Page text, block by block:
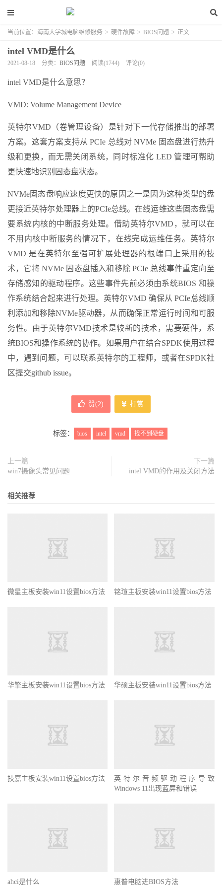
当前位置： 海南大学城电脑维修服务 > 硬件故障 > BIOS问题 > 正文
intel VMD是什么
2021-08-18 分类： BIOS问题 阅读(1744) 评论(0)
intel VMD是什么意思？
VMD: Volume Management Device
英特尔VMD（卷管理设备）是针对下一代存储推出的部署
方案。这套方案支持从 PCIe 总线对 NVMe 固态盘进行热升
级和更换，而无需关闭系统，同时标准化 LED 管理可帮助
更快速地识别固态盘状态。
NVMe固态盘响应速度更快的原因之一是因为这种类型的盘
更接近英特尔处理器上的PCIe总线。在线运维这些固态盘需
要系统内核的中断服务处理。借助英特尔VMD，就可以在
不用内核中断服务的情况下，在线完成运维任务。英特尔
VMD 是在英特尔至强可扩展处理器的根端口上采用的技
术，它将 NVMe 固态盘插入和移除 PCIe 总线事件重定向至
存储感知的驱动程序。这些事件先前必须由系统BIOS 和操
作系统结合起来进行处理。英特尔VMD 确保从 PCIe总线顺
利添加和移除NVMe驱动器，从而确保正常运行时间和可服
务性。由于英特尔VMD技术是较新的技术，需要硬件，系
统BIOS和操作系统的协作。如果用户在结合SPDK使用过程
中，遇到问题，可以联系英特尔的工程师，或者在SPDK社
区提交github issue。
赞(2) 打赏
标签： bios intel vmd 找不到硬盘
上一篇
win7摄像头常见问题
下一篇
intel VMD的作用及关闭方法
相关推荐
微星主板安装win11设置bios方法 铭瑄主板安装win11设置bios方法
华擎主板安装win11设置bios方法 华硕主板安装win11设置bios方法
技嘉主板安装win11设置bios方法
英特尔音频驱动程序导致
Windows 11出现蓝屏和错误
ahci是什么 惠普电脑进BIOS方法